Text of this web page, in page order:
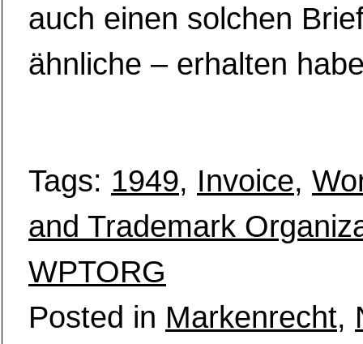
auch einen solchen
ähnliche – erhalten
Tags: 1949, Invoice,
and Trademark
WPTORG
Posted in Markenrecht,